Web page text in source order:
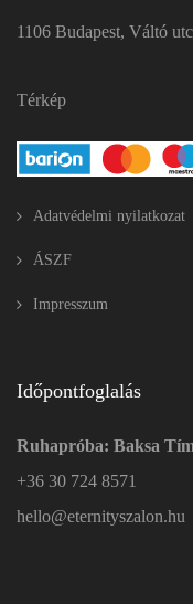
1106 Budapest, Váltó
Térkép
Adatvédelmi nyilatkozat
ÁSZF
Impresszum
Időpontfoglalás
Ruhapróba: Baksa
+36 30 724 8571
hello@eternityszalon.hu